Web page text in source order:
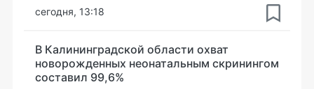
сегодня, 13:18
В Калининградской области охват
новорожденных неонатальным скринингом
составил 99,6%